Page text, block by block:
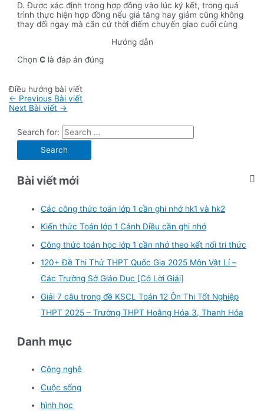
D. Được xác định trong hợp đồng vào lúc ký kết, trong quá
trình thực hiện hợp đồng nếu giá tăng hay giảm cũng không
thay đổi ngay mà căn cứ thời điểm chuyển giao cuối cùng
Hướng dẫn
ChọnC là đáp án đúng
Điều hướng bài viết
← Previous Bài viết
Next Bài viết →
Search for:
Bài viết mới
Các công thức toán lớp 1 cần ghi nhớ hk1 và hk2
Kiến thức Toán lớp 1 Cánh Diều cần ghi nhớ
Công thức toán học lớp 1 cần nhớ theo kết nối tri thức
120+ Đề Thi Thử THPT Quốc Gia 2025 Môn Vật Lí –
Các Trường Sở Giáo Dục [Có Lời Giải]
Giải 7 câu trong đề KSCL Toán 12 Ôn Thi Tốt Nghiệp
THPT 2025 – Trường THPT Hoằng Hóa 3, Thanh Hóa
Danh mục
Công nghệ
Cuộc sống
hình học